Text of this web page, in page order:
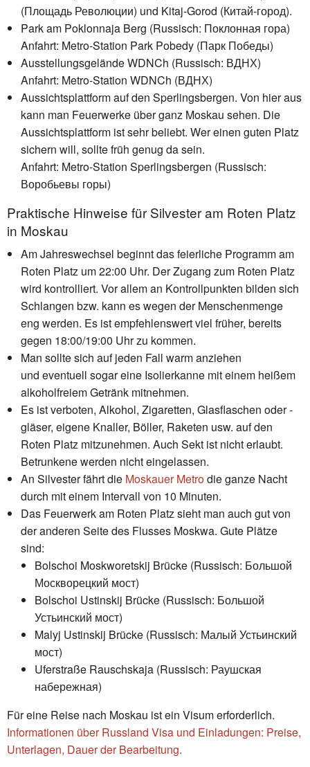
(Площадь Революции) und Kitaj-Gorod (Китай-город).
Park am Poklonnaja Berg (Russisch: Поклонная гора)
Anfahrt: Metro-Station Park Pobedy (Парк Победы)
Ausstellungsgelände WDNCh (Russisch: ВДНХ)
Anfahrt: Metro-Station WDNCh (ВДНХ)
Aussichtsplattform auf den Sperlingsbergen. Von hier aus
kann man Feuerwerke über ganz Moskau sehen. Die
Aussichtsplattform ist sehr beliebt. Wer einen guten Platz
sichern will, sollte früh genug da sein.
Anfahrt: Metro-Station Sperlingsbergen (Russisch:
Воробьевы горы)
Praktische Hinweise für Silvester am Roten Platz
in Moskau
Am Jahreswechsel beginnt das feierliche Programm am
Roten Platz um 22:00 Uhr. Der Zugang zum Roten Platz
wird kontrolliert. Vor allem an Kontrollpunkten bilden sich
Schlangen bzw. kann es wegen der Menschenmenge
eng werden. Es ist empfehlenswert viel früher, bereits
gegen 18:00/19:00 Uhr zu kommen.
Man sollte sich auf jeden Fall warm anziehen
und eventuell sogar eine Isolierkan­ne mit einem heißem
alkoholfreiem Getränk mitnehmen.
Es ist verboten, Alkohol, Zigaretten, Glasflaschen oder -
gläser, eigene Knaller, Böller, Raketen usw. auf den
Roten Platz mitzunehmen. Auch Sekt ist nicht erlaubt.
Betrunkene werden nicht eingelassen.
An Silvester fährt die Moskauer Metrodie ganze Nacht
durch mit einem Intervall von 10 Minuten.
Das Feuerwerk am Roten Platz sieht man auch gut von
der anderen Seite des Flusses Moskwa. Gute Plätze
sind:
Bolschoi Moskworetskij Brücke (Russisch: Большой
Москворецкий мост)
Bolschoi Ustinskij Brücke (Russisch: Большой
Устьинский мост)
Malyj Ustinskij Brücke (Russisch: Малый Устьинский
мост)
Uferstraße Rauschskaja (Russisch: Раушская
набережная)
Für eine Reise nach Moskau ist ein Visum erforderlich.
Informationen über Russland Visa und Einladungen: Preise,
Unterlagen, Dauer der Bearbeitung.